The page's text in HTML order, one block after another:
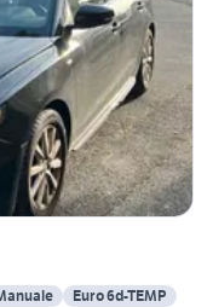
Euro 6d-TEMP